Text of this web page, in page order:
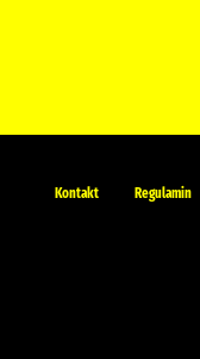
Kontakt Regulamin